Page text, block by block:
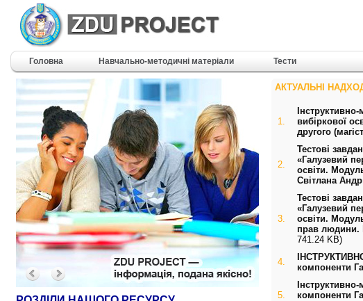
Головна Навчально-методичні матеріали Тести
АКТУАЛЬНІ
1.
вибіркової
другого
2.
Тестові
«Галузевий
освіти.
Світлана
3.
Тестові
«Галузевий
освіти.
прав людини.
741.24 KB)
4.
компоненти
5.
компоненти